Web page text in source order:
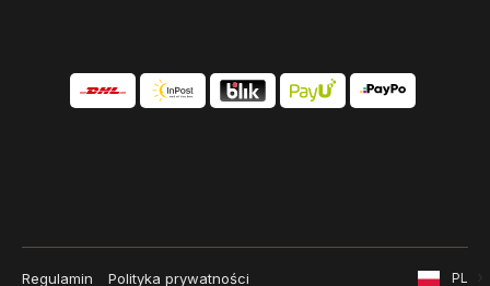
Regulamin Polityka prywatności PL